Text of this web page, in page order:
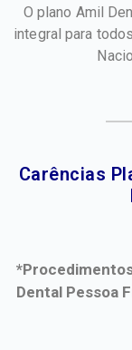
O plano Amil
integral para
Carências
Dental Pessoa